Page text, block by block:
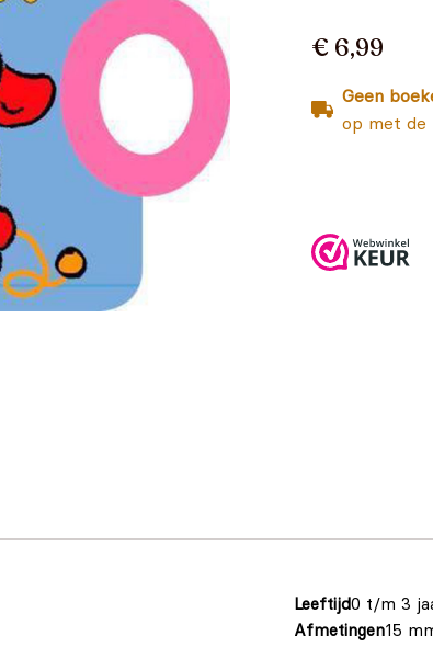
€ 6,99
Geen
op met de
Leeftijd0 t/m 3
Afmetingen15